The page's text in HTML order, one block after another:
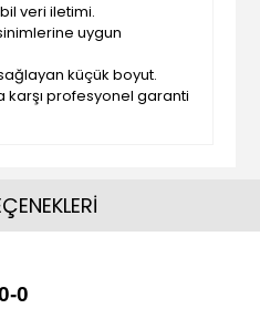
veri iletimi.
uygun
küçük boyut.
karşı profesyonel garanti
0